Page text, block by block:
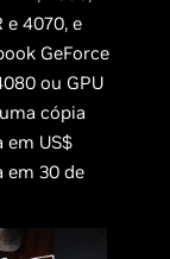
e 4070, e
GeForce
ou GPU
cópia
em US$
em 30 de